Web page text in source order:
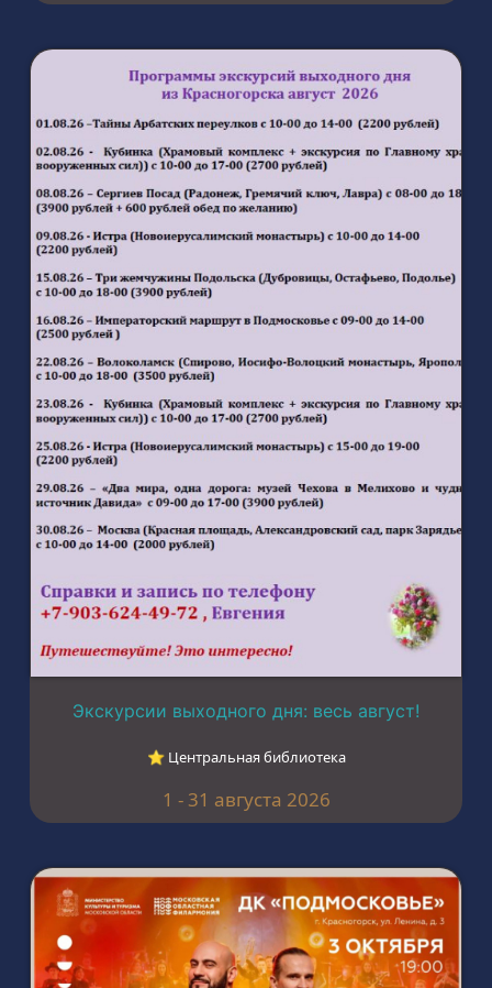
Экскурсии выходного дня: весь август!
⭐︎ Центральная библиотека
1 - 31 августа 2026